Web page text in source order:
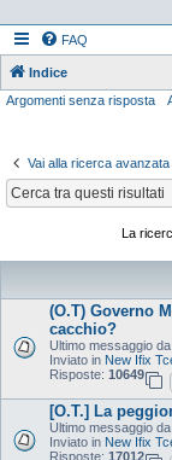
FAQ
Indice
Argomenti senza risposta
Vai alla ricerca avanzata
La
(O.T) Governo
cacchio?
Ultimo messaggio da
Inviato in New Ifix
Risposte: 10649
[O.T.] La
Ultimo messaggio da
Inviato in New Ifix
Risposte: 17012